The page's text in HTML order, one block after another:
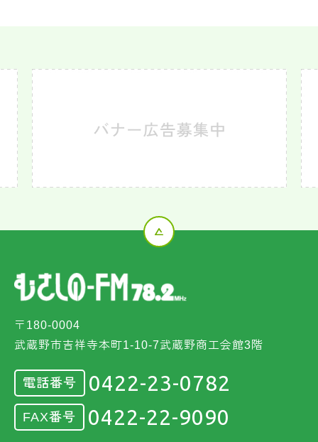
〒180-0004
武蔵野市吉祥寺本町1-10-7武蔵野商工会館3階
電話番号 0422-23-0782
FAX番号 0422-22-9090